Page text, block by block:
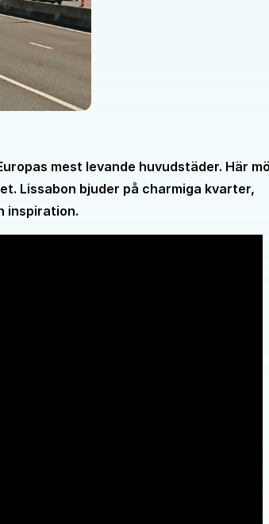
mest levande huvudstäder. Här
Lissabon bjuder på charmiga kvarter,
inspiration.